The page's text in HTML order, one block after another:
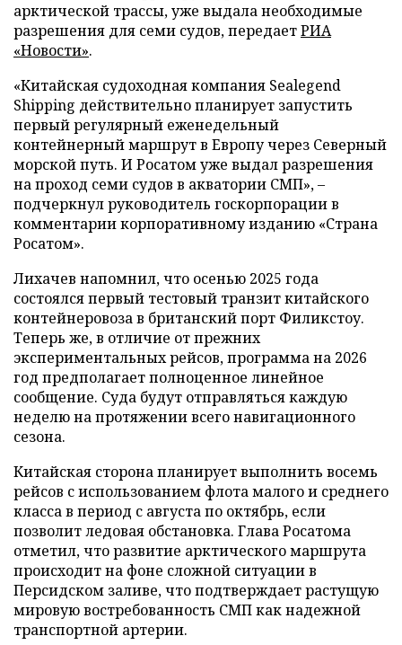
арктической трассы, уже выдала необходимые
разрешения для семи судов, передаетРИА
«Новости».
«Китайская судоходная компания Sealegend
Shipping действительно планирует запустить
первый регулярный еженедельный
контейнерный маршрут в Европу через Северный
морской путь. И Росатом уже выдал разрешения
на проход семи судов в акватории СМП», –
подчеркнул руководитель госкорпорации в
комментарии корпоративному изданию «Страна
Росатом».
Лихачев напомнил, что осенью 2025 года
состоялся первый тестовый транзит китайского
контейнеровоза в британский порт Филикстоу.
Теперь же, в отличие от прежних
экспериментальных рейсов, программа на 2026
год предполагает полноценное линейное
сообщение. Суда будут отправляться каждую
неделю на протяжении всего навигационного
сезона.
Китайская сторона планирует выполнить восемь
рейсов с использованием флота малого и среднего
класса в период с августа по октябрь, если
позволит ледовая обстановка. Глава Росатома
отметил, что развитие арктического маршрута
происходит на фоне сложной ситуации в
Персидском заливе, что подтверждает растущую
мировую востребованность СМП как надежной
транспортной артерии.